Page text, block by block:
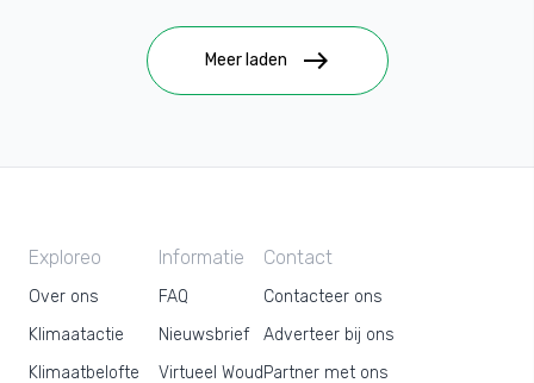
Meer laden east
Exploreo
Over ons
Klimaatactie
Klimaatbelofte
Informatie
FAQ
Nieuwsbrief
Virtueel Woud
Contact
Contacteer ons
Adverteer bij ons
Partner met ons